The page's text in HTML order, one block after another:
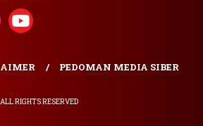
PEDOMAN MEDIA SIBER
RIGHTS RESERVED